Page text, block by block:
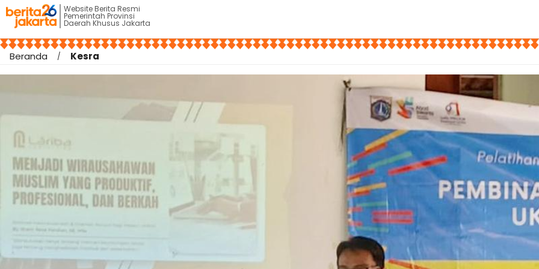
Website Berita Resmi
Pemerintah Provinsi
Daerah Khusus Jakarta
Beranda Kesra